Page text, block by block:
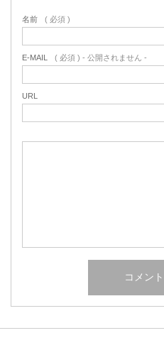
名前 ( 必須 )
E-MAIL ( 必須 ) - 公開されません -
URL